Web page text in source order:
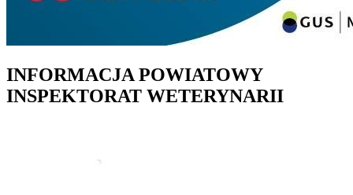
INFORMACJA POWIATOWY
INSPEKTORAT WETERYNARII